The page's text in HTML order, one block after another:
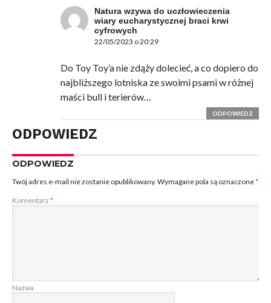
Natura wzywa do uczłowieczenia
wiary eucharystycznej braci krwi
cyfrowych
22/05/2023 o 20:29
Do Toy Toy’a nie zdąży dolecieć, a co dopiero do
najbliższego lotniska ze swoimi psami w różnej
maści bull i terierów…
ODPOWIEDZ
ODPOWIEDZ
ODPOWIEDZ
Twój adres e-mail nie zostanie opublikowany. Wymagane pola są oznaczone*
Komentarz *
Nazwa